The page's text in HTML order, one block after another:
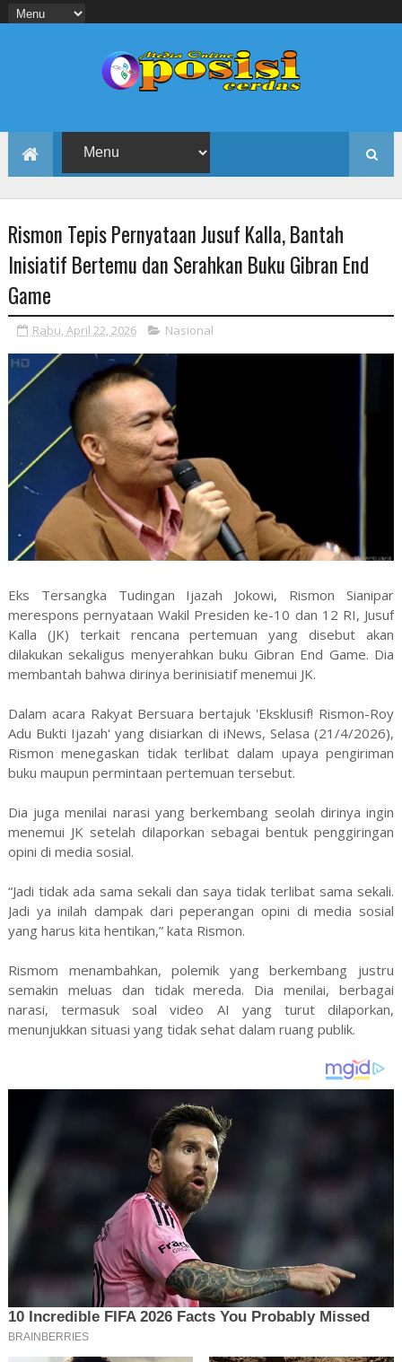
Rismon Tepis Pernyataan Jusuf Kalla, Bantah
Inisiatif Bertemu dan Serahkan Buku Gibran End
Game
Rabu, April 22, 2026 Nasional
Eks Tersangka Tudingan Ijazah Jokowi, Rismon Sianipar
merespons pernyataan Wakil Presiden ke-10 dan 12 RI, Jusuf
Kalla (JK) terkait rencana pertemuan yang disebut akan
dilakukan sekaligus menyerahkan buku Gibran End Game. Dia
membantah bahwa dirinya berinisiatif menemui JK.
Dalam acara Rakyat Bersuara bertajuk 'Eksklusif! Rismon-Roy
Adu Bukti Ijazah' yang disiarkan di iNews, Selasa (21/4/2026),
Rismon menegaskan tidak terlibat dalam upaya pengiriman
buku maupun permintaan pertemuan tersebut.
Dia juga menilai narasi yang berkembang seolah dirinya ingin
menemui JK setelah dilaporkan sebagai bentuk penggiringan
opini di media sosial.
“Jadi tidak ada sama sekali dan saya tidak terlibat sama sekali.
Jadi ya inilah dampak dari peperangan opini di media sosial
yang harus kita hentikan,” kata Rismon.
Rismom menambahkan, polemik yang berkembang justru
semakin meluas dan tidak mereda. Dia menilai, berbagai
narasi, termasuk soal video AI yang turut dilaporkan,
menunjukkan situasi yang tidak sehat dalam ruang publik.